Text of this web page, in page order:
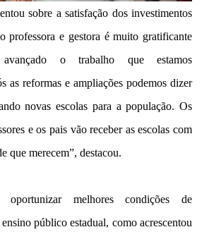
sobre a satisfação dos investimentos
professora e gestora é muito gratificante
o trabalho que estamos
as reformas e ampliações podemos dizer
novas escolas para a população. Os
e os pais vão receber as escolas com
que merecem”, destacou.
melhores condições de
público estadual, como acrescentou